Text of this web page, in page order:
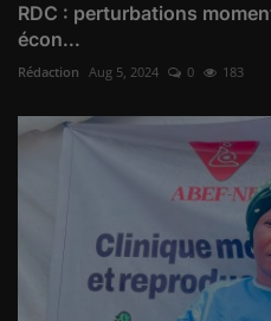
RDC : perturbations
écon...
Rédaction Aug 5, 2024 0 183